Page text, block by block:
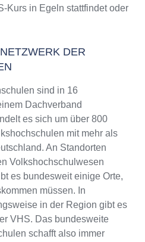
Kurs in Egeln stattfindet oder
DER
sind in 16
Dachverband
es sich um über 800
mit mehr als
An Standorten
Volkshochschulwesen
es bundesweit einige Orte,
müssen. In
in der Region gibt es
VHS. Das bundesweite
schafft also immer